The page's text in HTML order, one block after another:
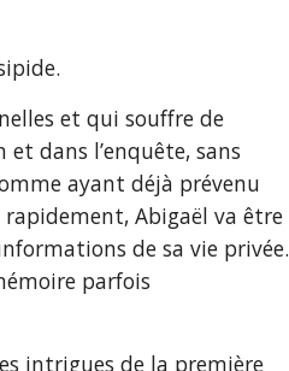
et qui souffre de
dans l’enquête, sans
ayant déjà prévenu
Abigaël va être
de sa vie privée.
parfois
intrigues de la première